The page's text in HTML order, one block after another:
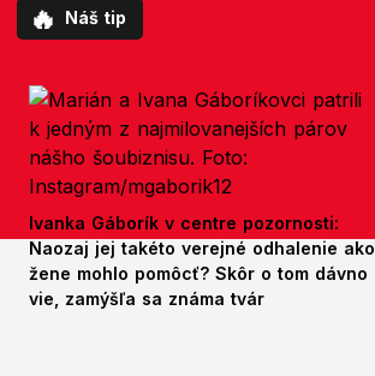
🔥 Náš tip
Ivanka Gáborík v centre pozornosti:
Naozaj jej takéto verejné odhalenie ako
žene mohlo pomôcť? Skôr o tom dávno
vie, zamýšľa sa známa tvár